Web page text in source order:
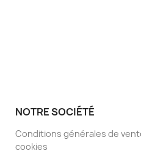
NOTRE SOCIÉTÉ
Conditions générales de
cookies